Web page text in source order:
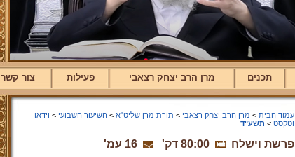
תכנים מרן הרב יצחק רצאבי פעילות צור קשר
עמוד הבית > מרן הרב יצחק רצאבי > תורת מרן שליט"א > השיעור השבועי > וידאו
וטקסט > תשע"ד
פרשת וישלח 80:00 דק' 16 עמ'